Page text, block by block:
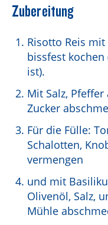
Zubereitung
Risotto Reis
bissfest
ist).
Mit Salz,
Zucker
Für die Fülle:
Schalotten,
vermengen
und mit
Olivenöl, Salz,
Mühle